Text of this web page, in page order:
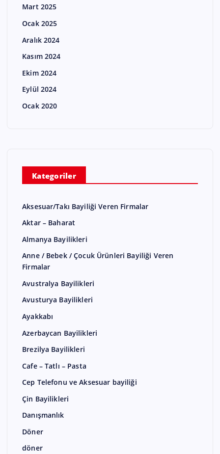
Mart 2025
Ocak 2025
Aralık 2024
Kasım 2024
Ekim 2024
Eylül 2024
Ocak 2020
Kategoriler
Aksesuar/Takı Bayiliği Veren Firmalar
Aktar – Baharat
Almanya Bayilikleri
Anne / Bebek / Çocuk Ürünleri Bayiliği Veren
Firmalar
Avustralya Bayilikleri
Avusturya Bayilikleri
Ayakkabı
Azerbaycan Bayilikleri
Brezilya Bayilikleri
Cafe – Tatlı – Pasta
Cep Telefonu ve Aksesuar bayiliği
Çin Bayilikleri
Danışmanlık
Döner
döner